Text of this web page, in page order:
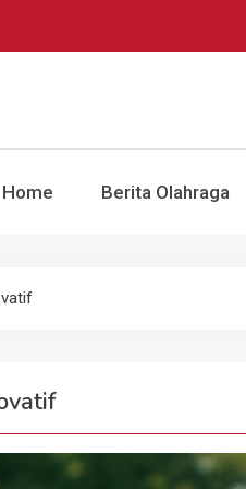
Home Berita Olahraga